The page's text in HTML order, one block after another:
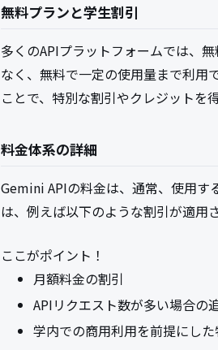
無料プランと学生割引
多くのAPIプラットフォームでは、
なく、無料で一定の使用量まで利用
ことで、特別な割引やクレジットを
料金体系の詳細
Gemini APIの料金は、通常、使用す
は、例えば以下のような割引が適用
ここがポイント！
月額料金の割引
APIリクエスト数が多い場合の
学内での商用利用を前提にし